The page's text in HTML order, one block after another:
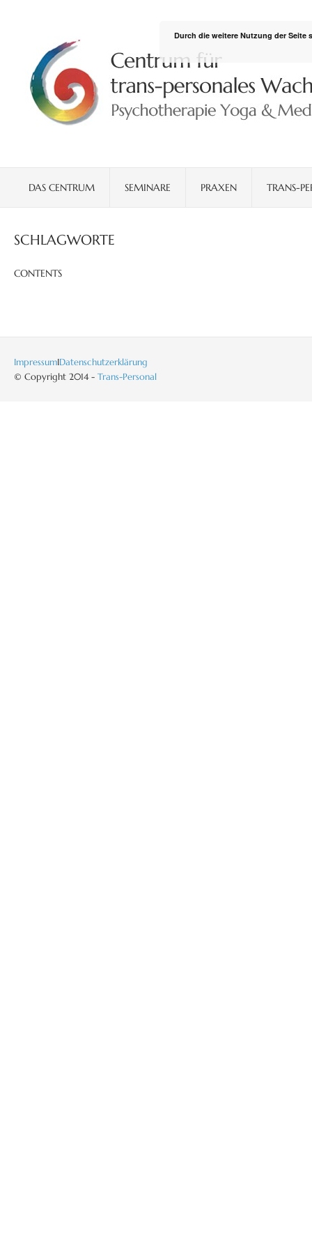
DAS CENTRUM SEMINARE PRAXEN TRANS-
SCHLAGWORTE
CONTENTS
ImpressumIDatenschutzerklärung
© Copyright 2014 - Trans-Personal
Durch die weitere Nutzung der